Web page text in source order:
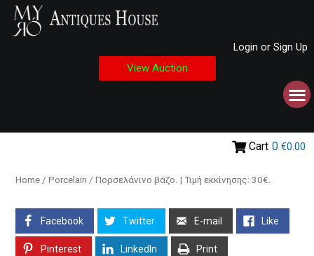
Login or Sign Up
View Auction
Cart 0 €0.00
Home / Porcelain / Πορσελάνινο βάζο. | Τιμή εκκίνησης: 30€.
Facebook Twitter E-mail Like
Pinterest LinkedIn Print